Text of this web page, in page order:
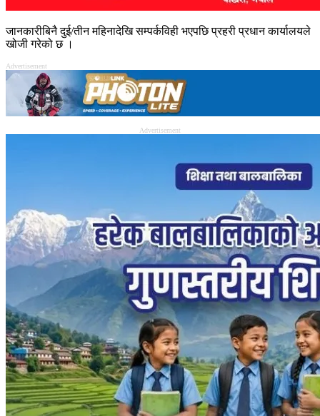
जानकारीबिनै दुई/तीन महिनादेखि सम्पर्कविही भएपछि प्रहरी प्रधान कार्यालयले
खोजी गरेको छ ।
Advertisement
Advertisement